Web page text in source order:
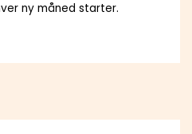
ny måned starter.